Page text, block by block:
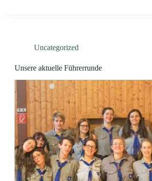
Uncategorized
Unsere aktuelle Führerrunde